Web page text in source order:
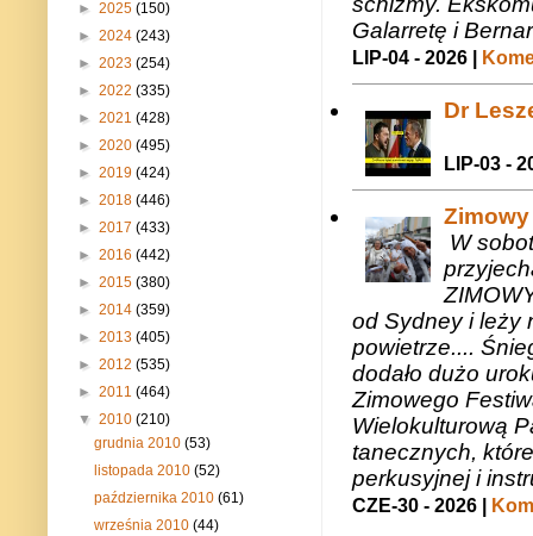
Galarretę i
LIP-04 - 2026 |
Dr
LIP-03 -
W
od Sydney i leży
powietrze....
dodało dużo
Zimowego
Wielokulturową
tanecznych,
perkusyjnej i
CZE-30 - 2026 |
► 2025 (150)
► 2024 (243)
► 2023 (254)
► 2022 (335)
► 2021 (428)
► 2020 (495)
► 2019 (424)
► 2018 (446)
► 2017 (433)
► 2016 (442)
► 2015 (380)
► 2014 (359)
► 2013 (405)
► 2012 (535)
► 2011 (464)
▼ 2010 (210)
grudnia 2010(53)
listopada 2010(52)
października 2010(61)
września 2010(44)